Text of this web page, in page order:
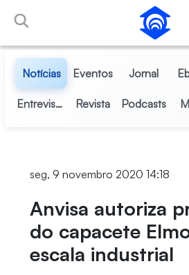
Pular para o Conteúdo principal
Notícias Eventos Jornal
Entrevistas Revista Podcasts
seg, 9 novembro 2020 14:18
Anvisa autoriza
do capacete
escala industrial